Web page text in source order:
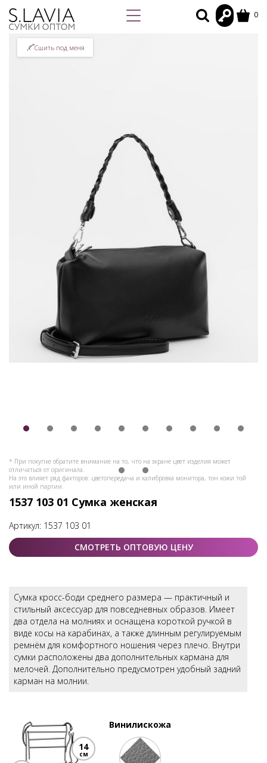
0
* При покупке обратите внимание на то, что на экране цвет изделия может
отличаться от оригинала.
На это влияет ряд факторов: цветопередача и калибровка монитора, тон кожи той
или иной партии.
Сшить под меня
1537 103 01 Сумка женская
Артикул: 1537 103 01
СМОТРЕТЬ ОПТОВУЮ ЦЕНУ
Сумка кросс-боди среднего размера — практичный и
стильный аксессуар для повседневных образов. Имеет
два отдела на молниях и оснащена короткой ручкой в
виде косы на карабинах, а также длинным регулируемым
ремнём для комфортного ношения через плечо. Внутри
сумки расположены два дополнительных кармана для
мелочей. Дополнительно предусмотрен удобный задний
карман на молнии.
14
см
Винилискожа